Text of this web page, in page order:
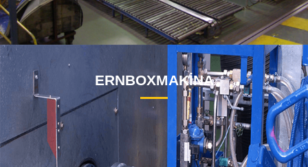
ERNBOXMAKİNA